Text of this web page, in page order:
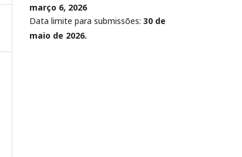
março 6, 2026
Data limite para submissões: 30 de
maio de 2026.